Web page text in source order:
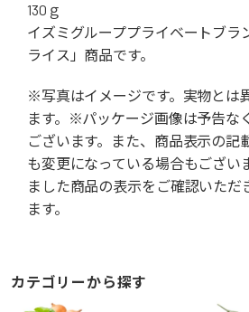
130ｇ
イズミグループプライベートブラ
ライス」商品です。
※写真はイメージです。実物とは
ます。※パッケージ画像は予告な
ございます。また、商品表示の記
も変更になっている場合もござい
ました商品の表示をご確認いただ
ます。
カテゴリーから探す